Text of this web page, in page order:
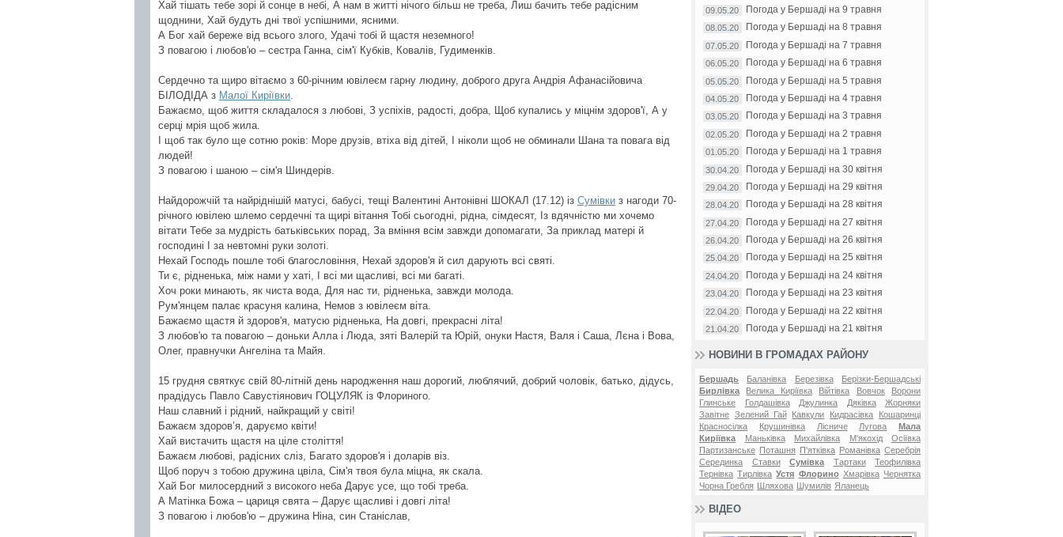
Хай тішать тебе зорі й сонце в небі, А нам в житті нічого більш не треба, Лиш бачить тебе радісним
щоднини, Хай будуть дні твої успішними, ясними.
А Бог хай береже від всього злого, Удачі тобі й щастя неземного!
З повагою і любов'ю – сестра Ганна, сім'ї Кубків, Ковалів, Гудименків.
Сердечно та щиро вітаємо з 60-річним ювілеєм гарну людину, доброго друга Андрія Афанасійовича
БІЛОДІДА з Малої Киріївки
Бажаємо, щоб життя складалося з любові, З успіхів, радості, добра, Щоб купались у міцнім здоров'ї, А у
серці мрія щоб жила.
І щоб так було ще сотню років: Море друзів, втіха від дітей, І ніколи щоб не обминали Шана та повага від
людей!
З повагою і шаною – сім'я Шиндерів.
Найдорожчій та найріднішій матусі, бабусі, тещі Валентині Антонівні ШОКАЛ (17.12) із Сумівки з нагоди 70-
річного ювілею шлемо сердечні та щирі вітання Тобі сьогодні, рідна, сімдесят, Із вдячністю ми хочемо
вітати Тебе за мудрість батьківських порад, За вміння всім завжди допомагати, За приклад матері й
господині І за невтомні руки золоті.
Нехай Господь пошле тобі благословіння, Нехай здоров'я й сил дарують всі святі.
Ти є, рідненька, між нами у хаті, І всі ми щасливі, всі ми багаті.
Хоч роки минають, як чиста вода, Для нас ти, рідненька, завжди молода.
Рум'янцем палає красуня калина, Немов з ювілеєм віта.
Бажаємо щастя й здоров'я, матусю рідненька, На довгі, прекрасні літа!
З любов'ю та повагою – доньки Алла і Люда, зяті Валерій та Юрій, онуки Настя, Валя і Саша, Лєна і Вова,
Олег, правнучки Ангеліна та Майя.
15 грудня святкує свій 80-літній день народження наш дорогий, люблячий, добрий чоловік, батько, дідусь,
прадідусь Павло Савустіянович ГОЦУЛЯК із Флориного.
Наш славний і рідний, найкращий у світі!
Бажаєм здоров’я, даруємо квіти!
Хай вистачить щастя на ціле століття!
Бажаєм любові, радісних сліз, Багато здоров'я і доларів віз.
Щоб поруч з тобою дружина цвіла, Сім'я твоя була міцна, як скала.
Хай Бог милосердний з високого неба Дарує усе, що тобі треба.
А Матінка Божа – цариця свята – Дарує щасливі і довгі літа!
З повагою і любов'ю – дружина Ніна, син Станіслав,
09.05.20 Погода у Бершаді на 9 травня
08.05.20 Погода у Бершаді на 8 травня
07.05.20 Погода у Бершаді на 7 травня
06.05.20 Погода у Бершаді на 6 травня
05.05.20 Погода у Бершаді на 5 травня
04.05.20 Погода у Бершаді на 4 травня
03.05.20 Погода у Бершаді на 3 травня
02.05.20 Погода у Бершаді на 2 травня
01.05.20 Погода у Бершаді на 1 травня
30.04.20 Погода у Бершаді на 30 квітня
29.04.20 Погода у Бершаді на 29 квітня
28.04.20 Погода у Бершаді на 28 квітня
27.04.20 Погода у Бершаді на 27 квітня
26.04.20 Погода у Бершаді на 26 квітня
25.04.20 Погода у Бершаді на 25 квітня
24.04.20 Погода у Бершаді на 24 квітня
23.04.20 Погода у Бершаді на 23 квітня
22.04.20 Погода у Бершаді на 22 квітня
21.04.20 Погода у Бершаді на 21 квітня
НОВИНИ В ГРОМАДАХ РАЙОНУ
Бершадь Баланівка Березівка
Берізки-Бершадські
Бирлівка
Велика Киріївка Війтівка Вовчок
Ворони
Глинське
Голдашівка Джулинка Дяківка
Жорняки
Завітне Зелений Гай Кавкули Кидрасівка
Кошаринці
Красносілка
Крушинівка Лісниче Лугова
Мала
Киріївка
Маньківка Михайлівка М'якохід
Осіївка
Партизанське Поташня П'ятківка Романівка Серебрія
Серединка
Ставки Сумівка Тартаки
Теофилівка
Тернівка Тирлівка Устя Флорино Хмарівка Чернятка
Чорна Гребля Шляхова Шумилів Яланець
ВІДЕО